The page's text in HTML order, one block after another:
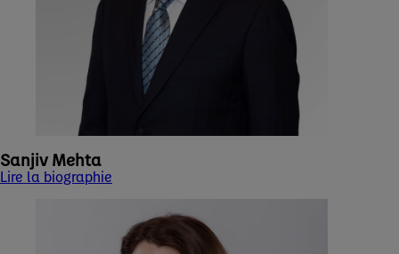
Sanjiv Mehta
Lire la biographie